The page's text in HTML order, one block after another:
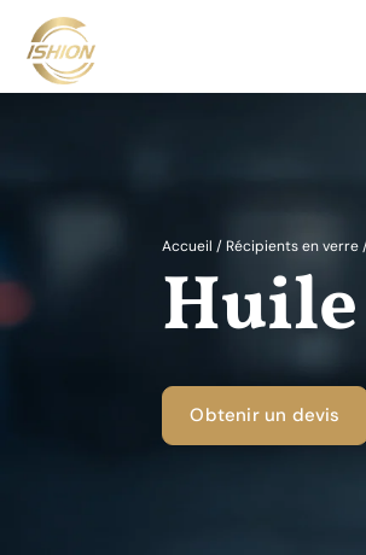
Accueil /Récipients en verre
Obtenir un devis